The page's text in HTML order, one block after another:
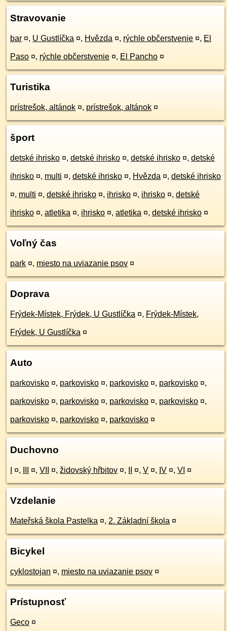
Stravovanie
bar ¤, U Gustlíčka ¤, Hvězda ¤, rýchle občerstvenie ¤, El
Paso ¤, rýchle občerstvenie ¤, El Pancho ¤
Turistika
prístrešok, altánok ¤, prístrešok, altánok ¤
šport
detské ihrisko ¤, detské ihrisko ¤, detské ihrisko ¤, detské
ihrisko ¤, multi ¤, detské ihrisko ¤, Hvězda ¤, detské ihrisko
¤, multi ¤, detské ihrisko ¤, ihrisko ¤, ihrisko ¤, detské
ihrisko ¤, atletika ¤, ihrisko ¤, atletika ¤, detské ihrisko ¤
Voľný čas
park ¤, miesto na uviazanie psov ¤
Doprava
Frýdek-Místek, Frýdek, U Gustlíčka ¤, Frýdek-Místek,
Frýdek, U Gustlíčka ¤
Auto
parkovisko ¤, parkovisko ¤, parkovisko ¤, parkovisko ¤,
parkovisko ¤, parkovisko ¤, parkovisko ¤, parkovisko ¤,
parkovisko ¤, parkovisko ¤, parkovisko ¤
Duchovno
¤, ¤, VII ¤, židovský hřbitov ¤, ¤, V ¤, IV ¤, VI ¤
Vzdelanie
Mateřská škola Pastelka ¤, 2. Základní škola ¤
Bicykel
cyklostojan ¤, miesto na uviazanie psov ¤
Prístupnosť
Geco ¤